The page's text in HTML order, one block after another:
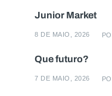
Junior Market
8 DE MAIO, 2026
Que futuro?
7 DE MAIO, 2026